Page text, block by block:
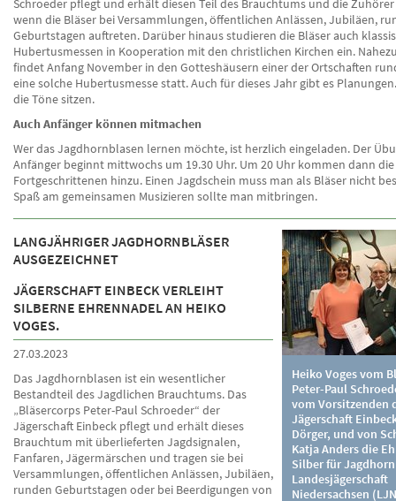
Schroeder pflegt und erhält diesen Teil des Brauchtums und die
wenn die Bläser bei Versammlungen, öffentlichen Anlässen, Jubiläen,
Geburtstagen auftreten. Darüber hinaus studieren die Bläser auch
Hubertusmessen in Kooperation mit den christlichen Kirchen ein.
findet Anfang November in den Gotteshäusern einer der Ortschaften
eine solche Hubertusmesse statt. Auch für dieses Jahr gibt es
die Töne sitzen.
Auch Anfänger können mitmachen
Wer das Jagdhornblasen lernen möchte, ist herzlich eingeladen. Der
Anfänger beginnt mittwochs um 19.30 Uhr. Um 20 Uhr kommen dann die
Fortgeschrittenen hinzu. Einen Jagdschein muss man als Bläser nicht
Spaß am gemeinsamen Musizieren sollte man mitbringen.
Heiko Voges vom
Peter-Paul
vom Vorsitzenden
Jägerschaft
Dörger, und von
Katja Anders die
Silber für
Landesjägerschaft
Niedersachsen
LANGJÄHRIGER JAGDHORNBLÄSER
AUSGEZEICHNET
JÄGERSCHAFT EINBECK VERLEIHT
SILBERNE EHRENNADEL AN HEIKO
VOGES.
27.03.2023
Das Jagdhornblasen ist ein wesentlicher
Bestandteil des Jagdlichen Brauchtums. Das
„Bläsercorps Peter-Paul Schroeder“ der
Jägerschaft Einbeck pflegt und erhält dieses
Brauchtum mit überlieferten Jagdsignalen,
Fanfaren, Jägermärschen und tragen sie bei
Versammlungen, öffentlichen Anlässen, Jubiläen,
runden Geburtstagen oder bei Beerdigungen von